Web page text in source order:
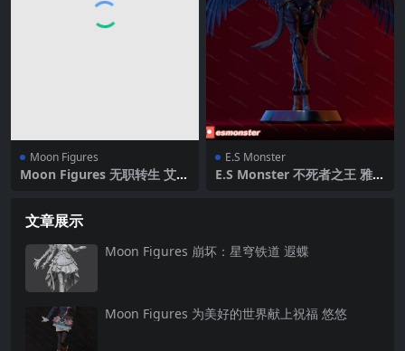
Moon Figures
Moon Figures 无职转生 艾莉
E.S Monster
E.S Monster 不死者之王 雅儿
文章展示
Moon Figures 崩坏：星穹铁道 遐蝶
Moon Figures 为美好的世界献上祝福 悠悠